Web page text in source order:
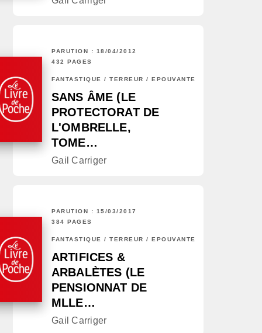
PARUTION : 18/04/2012
432 PAGES
FANTASTIQUE / TERREUR / EPOUVANTE
SANS ÂME (LE
PROTECTORAT DE
L'OMBRELLE,
TOME…
Gail Carriger
PARUTION : 15/03/2017
384 PAGES
FANTASTIQUE / TERREUR / EPOUVANTE
ARTIFICES &
ARBALÈTES (LE
PENSIONNAT DE
MLLE…
Gail Carriger